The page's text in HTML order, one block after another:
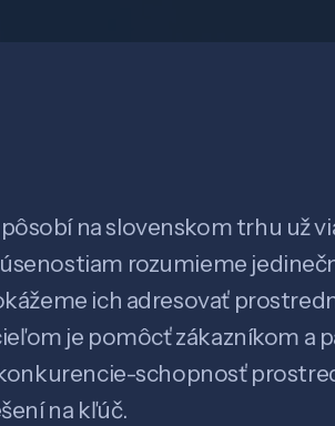
pôsobí na slovenskom trhu už
rozumieme
ich adresovať
je pomôcť zákazníkom
schopnosť
na kľúč.